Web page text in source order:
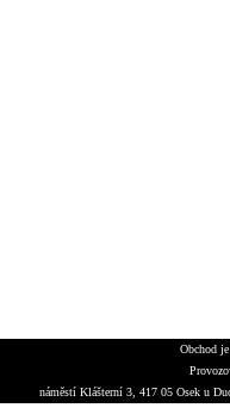
Obchod
náměstí Klášterní 3, 417 05 Osek u